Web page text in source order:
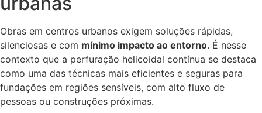
Obras em centros urbanos exigem soluções rápidas,
silenciosas e com mínimo impacto ao entorno. É nesse
contexto que a perfuração helicoidal contínua se destaca
como uma das técnicas mais eficientes e seguras para
fundações em regiões sensíveis, com alto fluxo de
pessoas ou construções próximas.